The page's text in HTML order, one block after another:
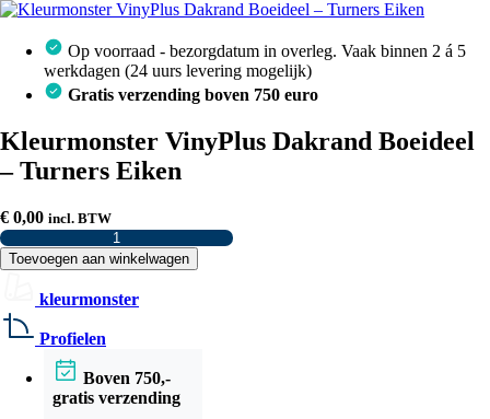
Op voorraad - bezorgdatum in overleg. Vaak binnen 2 á 5
werkdagen (24 uurs levering mogelijk)
Gratis verzending boven 750 euro
Kleurmonster VinyPlus Dakrand Boeideel
– Turners Eiken
€ 0,00 incl. BTW
Kleurmonster
VinyPlus
Dakrand
Boeideel
–
Turners
aantal
Toevoegen aan winkelwagen
kleurmonster
Profielen
Boven 750,-
gratis verzending